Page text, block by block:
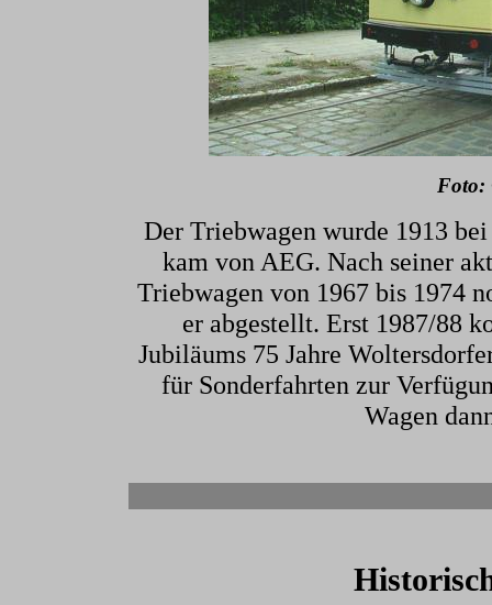
Foto:
Der Triebwagen wurde 1913
kam von AEG. Nach seiner
Triebwagen von 1967 bis 1974
er abgestellt. Erst 1987/88
Jubiläums 75 Jahre
für Sonderfahrten zur
Wagen